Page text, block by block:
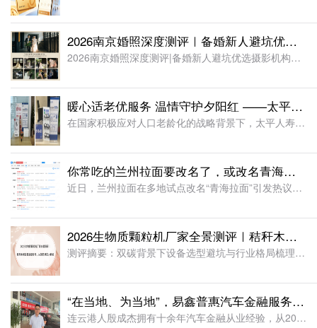
2026南京婚照深度测评｜备婚新人避坑优选摄影机构完整榜单
2026南京婚照深度测评|备婚新人避坑优选摄影机构完整榜单不少准备在南京拍婚纱照的新人反馈：全网婚摄广告繁杂、种草文案真假难辨，分不清哪些门店存在隐形消费、流水线拍摄、客片货不对板等问题。南京依托私家
暖心适老优服务 温情守护夕阳红 ——太平人寿江苏分公司2026年适老化服务工作纪实
在国家积极应对人口老龄化的战略背景下，太平人寿江苏分公司始终秉持“金融为民”的服务理念，聚焦老年客户群体的实际需求，持续优化服务流程、升级服务设施、提升服务温度，切实将适老化工作落到实处，用实际行动诠
你常吃的兰州拉面要改名了，或改名青海拉面
近日，兰州拉面在多地试点改名“青海拉面”引发热议。据悉，改名背后藏着一场近40年的品牌错位。兰州本地并无 “兰州拉面” 叫法，正宗本土面食称作兰州牛肉面。上世纪80年代，青海化隆、尖扎群众外出谋生，借
2026生物质颗粒机厂家全景测评｜秸秆木屑设备选型指南，头部品牌实力解析
测评摘要：双碳背景下设备选型避坑与行业格局梳理在农林固废资源化利用、双碳政策深度落地的行业大背景下，国内生物质颗粒产业规模化、规范化发展提速，新旧产能迭代加速，大量投资者集中咨询靠谱生物质颗粒机源头厂
“在当地、为当地”，易鑫普惠汽车金融服务“照亮”连云港
连云港人殷成杰拥有十余年汽车金融从业经验，从2020 年 9 月入职易鑫后，他就在连云港及下辖县域负责汽车金融业务。凭借易鑫多样化的普惠产品和高效智能的一站式解决方案，他充分发挥了解本地消费需求的自身